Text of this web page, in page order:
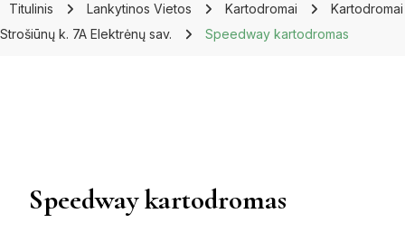
Titulinis Lankytinos Vietos Kartodromai
Kartodromai
Strošiūnų k. 7A Elektrėnų sav.
Speedway kartodromas
Speedway kartodromas